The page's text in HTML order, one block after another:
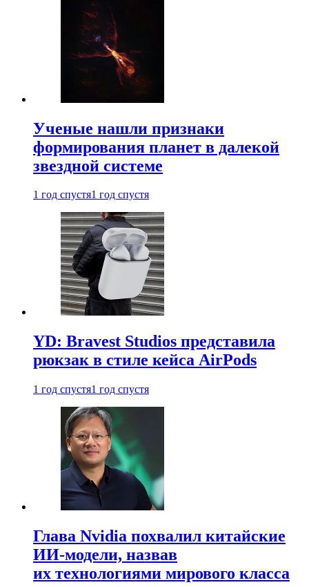
Ученые нашли признаки
формирования планет в далекой
звездной системе
1 год спустя1 год спустя
YD: Bravest Studios представила
рюкзак в стиле кейса AirPods
1 год спустя1 год спустя
Глава Nvidia похвалил китайские
ИИ-модели, назвав
их технологиями мирового класса